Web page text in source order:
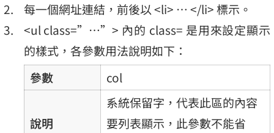
每一個網址連結，前後以 <li> … </li> 標示。
<ul class=”…”> 內的 class= 是用來設定顯示
的樣式，各參數用法說明如下：
參數
col
說明
系統保留字，代表此區的內容
要列表顯示，此參數不能省